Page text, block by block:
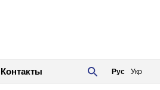
Контакты Рус Укр